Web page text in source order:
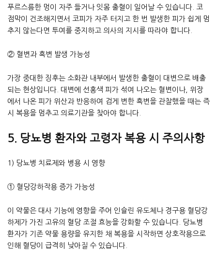
푸르스름한 멍이 자주 들거나 잇몸 출혈이 일어날 수 있습니다. 코
점막이 건조해지면서 코피가 자주 터지고 한 번 발생한 피가 쉽게 멈
추지 않는다면 투여를 중지하고 의사의 지시를 따라야 합니다.
② 혈변과 흑변 발생 가능성
가장 중대한 징후는 소화관 내부에서 발생한 출혈이 대변으로 배출
되는 현상입니다. 대변에 선홍색 피가 섞여 나오는 혈변이나, 위장
에서 나온 피가 위산과 반응하여 검게 변한 흑변을 관찰했을 때는 즉
시 복용을 멈추고 의료기관을 찾아야 합니다.
5. 당뇨병 환자와 고령자 복용 시 주의사항
1) 당뇨병 치료제와 병용 시 영향
① 혈당강하작용 증가 가능성
이 약물은 대사 기능에 영향을 주어 인슐린 유도체나 경구용 혈당강
하제가 가진 고유의 혈당 조절 효능을 강화할 수 있습니다. 당뇨병
환자가 기존 약물 용량을 유지한 채 복용을 시작하면 상호작용으로
인해 혈당이 급격히 낮아질 수 있습니다.